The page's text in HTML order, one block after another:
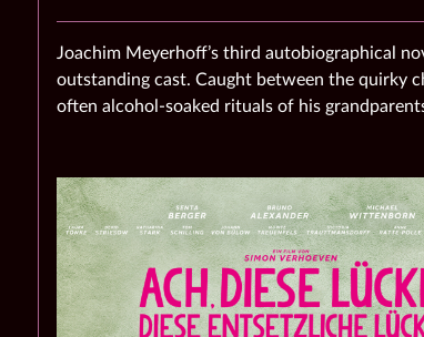
Joachim Meyerhoff’s third autobiographical
outstanding cast. Caught between the quirky
often alcohol-soaked rituals of his